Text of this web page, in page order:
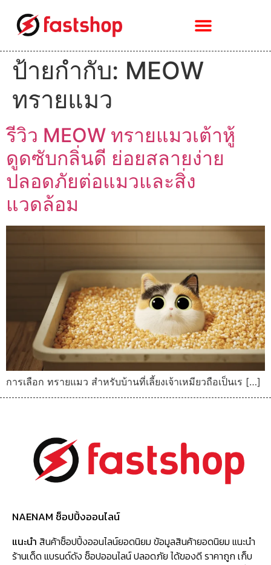
ป้ายกำกับ: MEOW
ทรายแมว
รีวิว MEOW ทรายแมวเต้าหู้
ดูดซับกลิ่นดี ย่อยสลายง่าย
ปลอดภัยต่อแมวและสิ่ง
แวดล้อม
การเลือก ทรายแมว สำหรับบ้านที่เลี้ยงเจ้าเหมียวถือเป็นเร […]
NAENAM ช็อปปิ้งออนไลน์
แนะนำ สินค้าช็อปปิ้งออนไลน์ยอดนิยม ข้อมูลสินค้ายอดนิยม แนะนำ
ร้านเด็ด แบรนด์ดัง ช็อปออนไลน์ ปลอดภัย ได้ของดี ราคาถูก เก็บ